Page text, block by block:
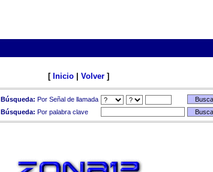
[ Inicio Volver ]
Búsqueda: Por Señal de llamada
Búsqueda: Por palabra clave